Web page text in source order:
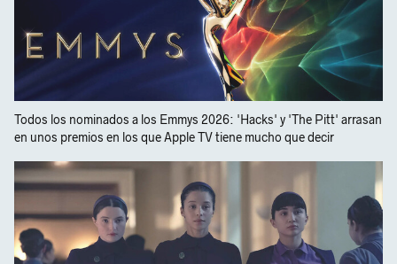
Todos los nominados a los Emmys 2026: 'Hacks' y 'The Pitt' arrasan
en unos premios en los que Apple TV tiene mucho que decir